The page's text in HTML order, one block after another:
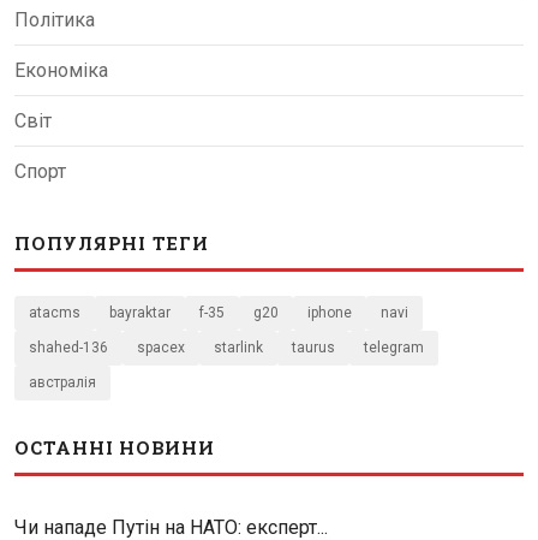
Політика
Економіка
Світ
Спорт
ПОПУЛЯРНІ ТЕГИ
atacms bayraktar f-35 g20 iphone navi
shahed-136 spacex starlink taurus telegram
австралія
ОСТАННІ НОВИНИ
Чи нападе Путін на НАТО: експерт...